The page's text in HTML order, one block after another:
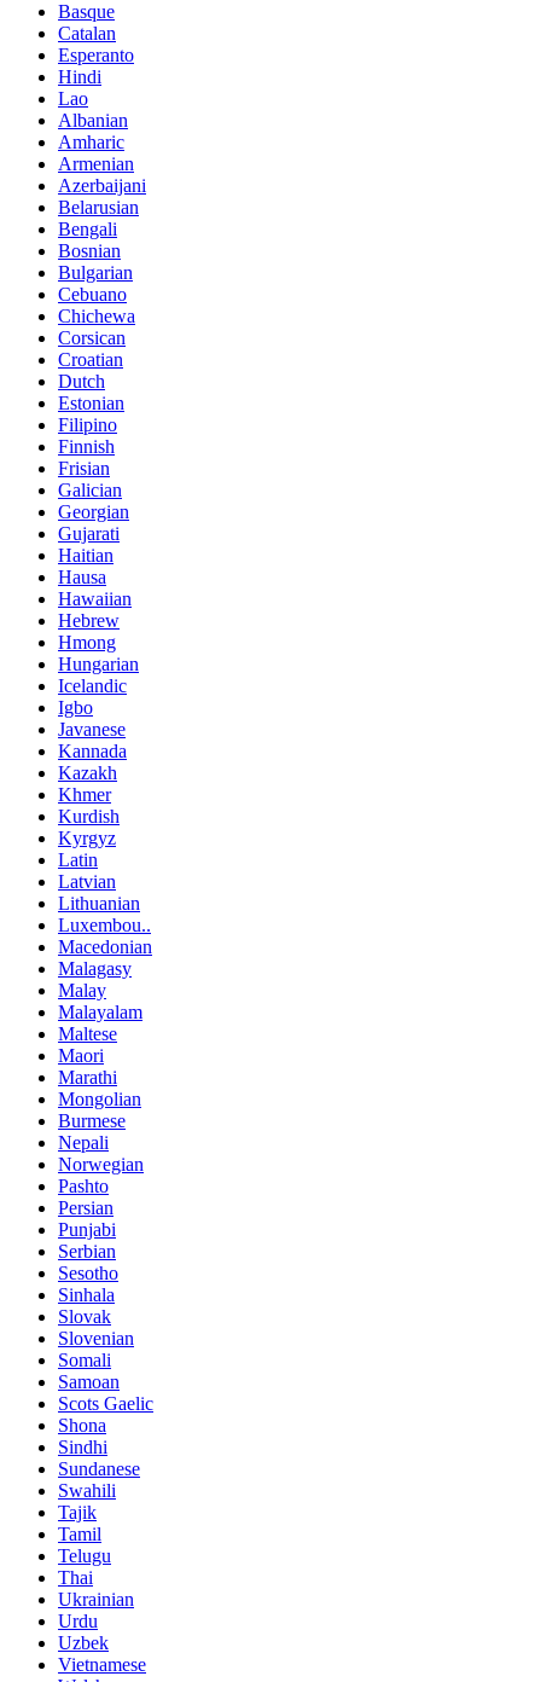
Basque
Catalan
Esperanto
Hindi
Lao
Albanian
Amharic
Armenian
Azerbaijani
Belarusian
Bengali
Bosnian
Bulgarian
Cebuano
Chichewa
Corsican
Croatian
Dutch
Estonian
Filipino
Finnish
Frisian
Galician
Georgian
Gujarati
Haitian
Hausa
Hawaiian
Hebrew
Hmong
Hungarian
Icelandic
Igbo
Javanese
Kannada
Kazakh
Khmer
Kurdish
Kyrgyz
Latin
Latvian
Lithuanian
Luxembou..
Macedonian
Malagasy
Malay
Malayalam
Maltese
Maori
Marathi
Mongolian
Burmese
Nepali
Norwegian
Pashto
Persian
Punjabi
Serbian
Sesotho
Sinhala
Slovak
Slovenian
Somali
Samoan
Scots Gaelic
Shona
Sindhi
Sundanese
Swahili
Tajik
Tamil
Telugu
Thai
Ukrainian
Urdu
Uzbek
Vietnamese